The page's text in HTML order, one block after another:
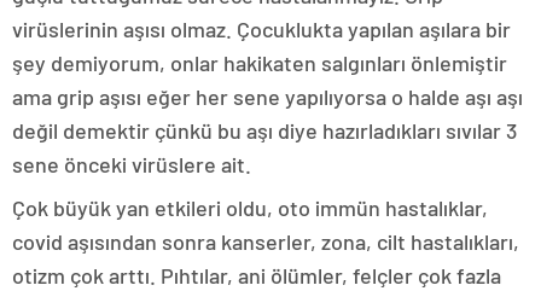
virüslerinin aşısı olmaz. Çocuklukta yapılan aşılara bir
şey demiyorum, onlar hakikaten salgınları önlemiştir
ama grip aşısı eğer her sene yapılıyorsa o halde aşı aşı
değil demektir çünkü bu aşı diye hazırladıkları sıvılar 3
sene önceki virüslere ait.
Çok büyük yan etkileri oldu, oto immün hastalıklar,
covid aşısından sonra kanserler, zona, cilt hastalıkları,
otizm çok arttı. Pıhtılar, ani ölümler, felçler çok fazla